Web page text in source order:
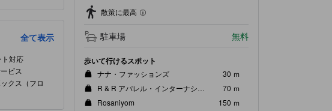
全て表示
対応
ビス
クス（フロ
散策に最高
駐車場 無料
歩いて行けるスポット
ナナ・ファッションズ
30 ｍ
R & R アパレル・インターナショナル
70 ｍ
Rosaniyom
150 ｍ